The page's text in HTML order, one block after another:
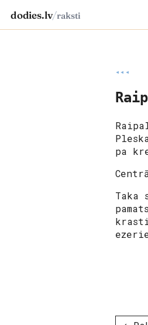
dodies.lv/raksti
◂◂◂
pa
Taka